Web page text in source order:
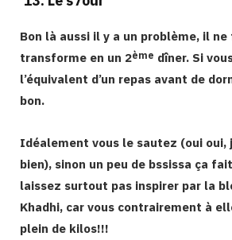
Bon là aussi il y a un problème, il
transforme en un 2ème dîner. Si
l’équivalent d’un repas avant de
bon.
Idéalement vous le sautez (oui oui,
bien), sinon un peu de bssissa ça
laissez surtout pas inspirer par la
Khadhi, car vous contrairement à
plein de kilos!!!